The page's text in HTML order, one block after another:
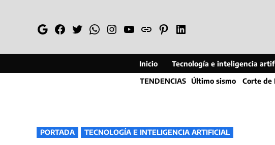
GoogleFacebook
TwitterWhatsapp
Instagram
YouTube
WebPinterestLinkedin
Inicio Tecnología e inteligencia
TENDENCIAS Último sismo Corte de
PUBLICADO
EN
PORTADA TECNOLOGÍA E INTELIGENCIA ARTIFICIAL